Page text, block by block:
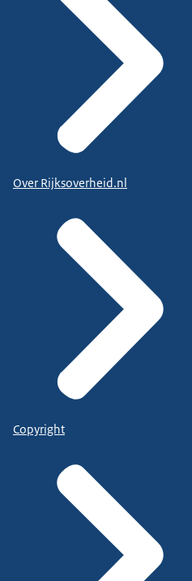
Over Rijksoverheid.nl
Copyright